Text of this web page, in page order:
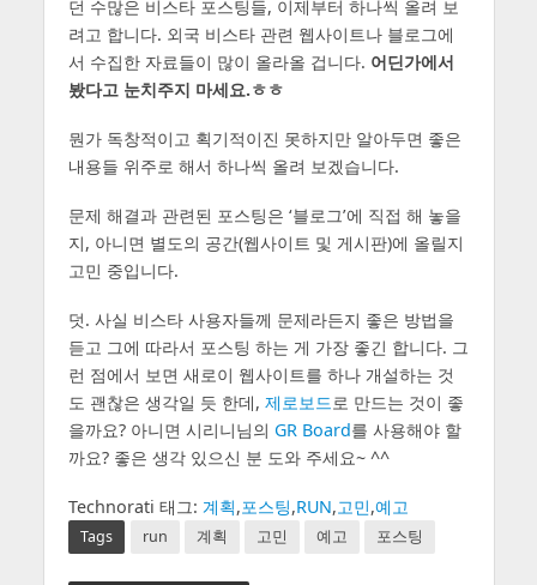
던 수많은 비스타 포스팅들, 이제부터 하나씩 올려 보
려고 합니다. 외국 비스타 관련 웹사이트나 블로그에
서 수집한 자료들이 많이 올라올 겁니다. 어딘가에서
봤다고 눈치주지 마세요.ㅎㅎ
뭔가 독창적이고 획기적이진 못하지만 알아두면 좋은
내용들 위주로 해서 하나씩 올려 보겠습니다.
문제 해결과 관련된 포스팅은 ‘블로그’에 직접 해 놓을
지, 아니면 별도의 공간(웹사이트 및 게시판)에 올릴지
고민 중입니다.
덧. 사실 비스타 사용자들께 문제라든지 좋은 방법을
듣고 그에 따라서 포스팅 하는 게 가장 좋긴 합니다. 그
런 점에서 보면 새로이 웹사이트를 하나 개설하는 것
도 괜찮은 생각일 듯 한데, 제로보드 로 만드는 것이 좋
을까요? 아니면 시리니님의 GR Board를 사용해야 할
까요? 좋은 생각 있으신 분 도와 주세요~ ^^
Technorati 태그: 계획,포스팅,RUN,고민,예고
Tags run 계획 고민 예고 포스팅